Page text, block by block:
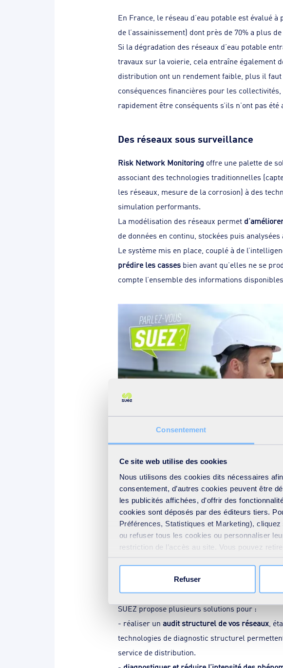
Consentement
Ce site web utilise des cookies
Nous utilisons des cookies dits nécessaires
consentement, d’autres cookies peuvent être
les publicités affichées, d'offrir des
cookies sont déposés par des éditeurs tiers.
Préférences, Statistiques et Marketing),
ou refuser tous les cookies ou personnaliser
restriction de l’accès au site. Vous pouvez
Refuser
En France, le réseau d’eau potable est évalué
de l’assainissement) dont près de 70% a plus
Si la dégradation des réseaux d’eau potable
travaux sur la voierie, cela entraîne également
distribution ont un rendement faible, plus il
conséquences financières pour les
rapidement être conséquents s’ils n’ont pas été
Des réseaux sous surveillance
Risk Network Monitoring offre une palette de
associant des technologies traditionnelles
les réseaux, mesure de la corrosion) à des
simulation performants.
La modélisation des réseaux permet
de données en continu, stockées puis
Le système mis en place, couplé à de
prédire les casses bien avant qu’elles ne se
compte l’ensemble des informations
C'est quoi le rendement de réseau | Parlez-vous SUEZ
Des solutions adaptées à vos besoins
SUEZ propose plusieurs solutions pour :
- réaliser un audit structurel de vos réseaux,
technologies de diagnostic structurel
service de distribution.